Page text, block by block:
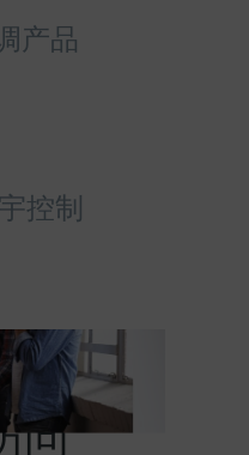
产品
控制
品信
问